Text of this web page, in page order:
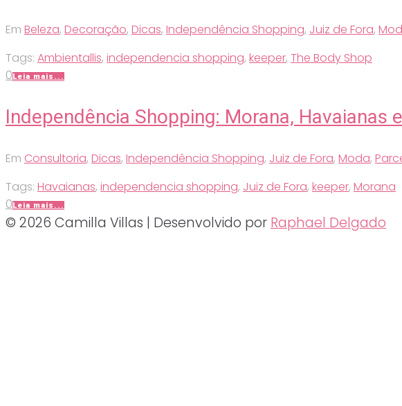
Em Beleza, Decoração, Dicas, Independência Shopping, Juiz de Fora,
Tags: Ambientallis, independencia shopping, keeper, The Body Shop
0Leia mais...
Independência Shopping: Morana, Havaianas
Em Consultoria, Dicas, Independência Shopping, Juiz de Fora, Moda,
Tags: Havaianas, independencia shopping, Juiz de Fora, keeper, Morana
0Leia mais...
© 2026 Camilla Villas | Desenvolvido por Raphael Delgado